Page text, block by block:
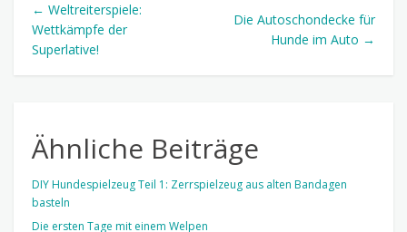
← Weltreiterspiele:
Wettkämpfe der
Superlative!
Die Autoschondecke für
Hunde im Auto →
Ähnliche Beiträge
DIY Hundespielzeug Teil 1: Zerrspielzeug aus alten Bandagen
basteln
Die ersten Tage mit einem Welpen